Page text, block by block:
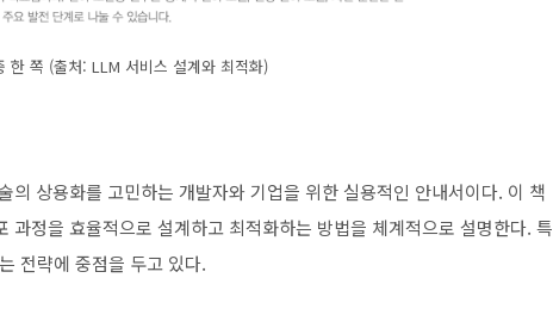
한 쪽 (출처: LLM 서비스 설계와 최적화)
상용화를 고민하는 개발자와 기업을 위한 실용적인 안내서이다. 이 책
정을 효율적으로 설계하고 최적화하는 방법을 체계적으로 설명한다. 특
전략에 중점을 두고 있다.